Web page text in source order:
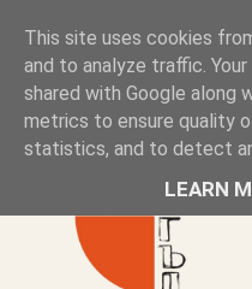
Книжен
Блог на книжарницата —
ул. „Оборище" 117,
This site uses cookies
and to analyze traffic.
shared with Google along
metrics to ensure quality
statistics, and to detect
LEARN